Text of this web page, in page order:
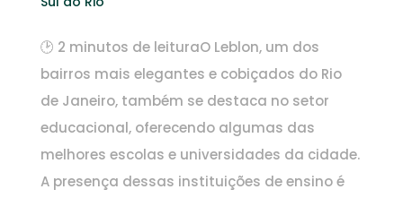
🕑 2 minutos de leituraO Leblon, um dos
bairros mais elegantes e cobiçados do Rio
de Janeiro, também se destaca no setor
educacional, oferecendo algumas das
melhores escolas e universidades da cidade.
A presença dessas instituições de ensino é